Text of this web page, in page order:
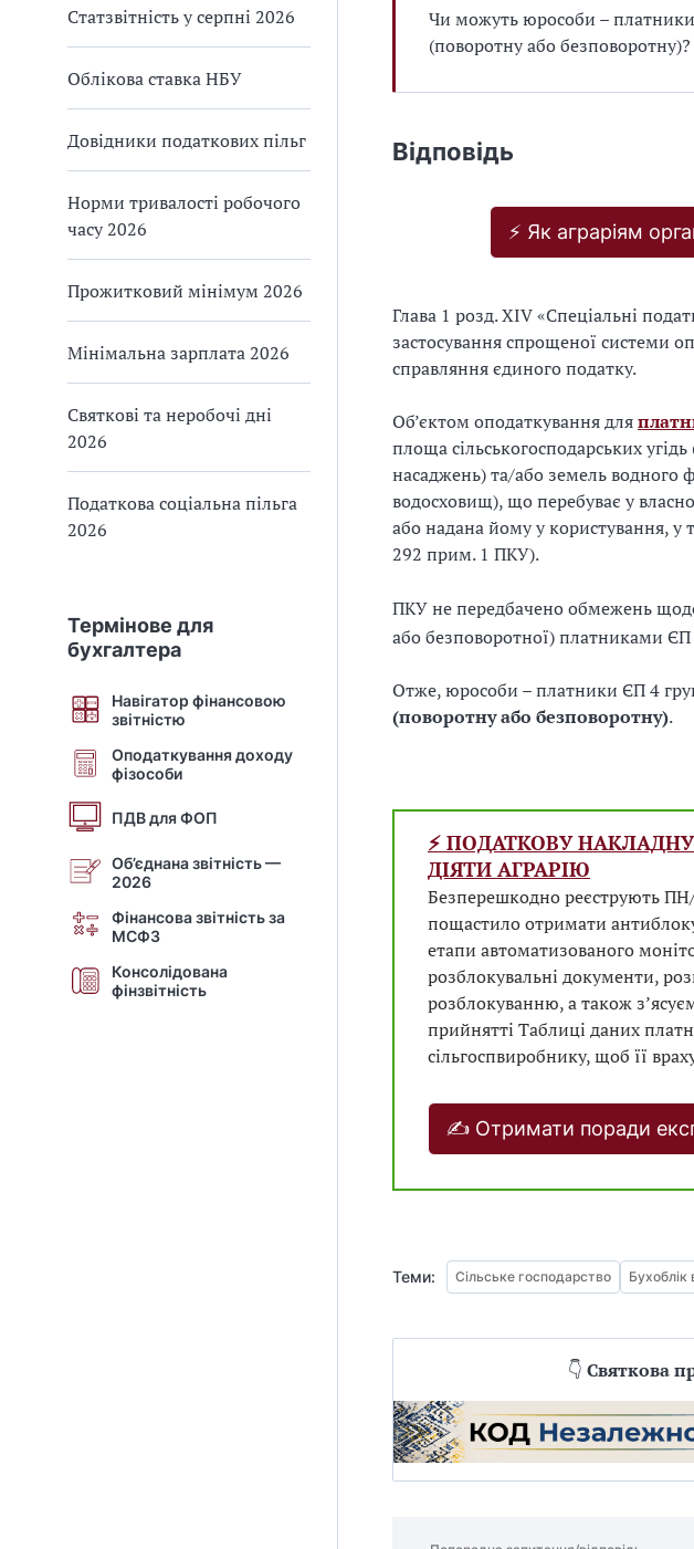
Статзвітність у серпні 2026
Облікова ставка НБУ
Довідники податкових пільг
Норми тривалості робочого
часу 2026
Прожитковий мінімум 2026
Мінімальна зарплата 2026
Святкові та неробочі дні
2026
Податкова соціальна пільга
2026
Термінове для
бухгалтера
Навігатор фінансовою
звітністю
Оподаткування доходу
фізособи
ПДВ для ФОП
Об’єднана звітність —
2026
Фінансова звітність за
МСФЗ
Консолідована
фінзвітність
Чи можуть юрособи –
(поворотну або безповоротну)?
Відповідь
⚡️ Як аграріям
Глава 1 розд. XIV «Спеціальні
застосування спрощеної системи
справляння єдиного податку.
Об’єктом оподаткування для
площа сільськогосподарських
насаджень) та/або земель водного
водосховищ), що перебуває у
або надана йому у користування, у
292 прим. 1 ПКУ).
ПКУ не передбачено обмежень
або безповоротної) платниками
Отже, юрособи – платники ЄП 4
(поворотну або безповоротну).
⚡️ ПОДАТКОВУ
ДІЯТИ АГРАРІЮ
Безперешкодно реєструють
пощастило отримати
етапи автоматизованого
розблокувальні документи,
розблокуванню, а також
прийнятті Таблиці даних
сільгоспвиробнику, щоб її
✍ Отримати поради
Теми: Сільське господарство Бухоблік
👇 Святкова